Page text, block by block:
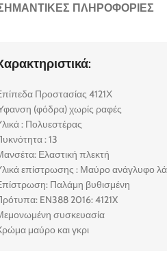
ΠΛΗΡΟΦΟΡΊΕΣ
Προστασίας 4121Χ
(φόδρα) χωρίς ραφές
: Πολυεστέρας
: 13
Ελαστική πλεκτή
επίστρωσης : Μαύρο ανάγλυφο
Παλάμη βυθισμένη
EN388 2016: 4121X
συσκευασία
μαύρο και γκρι